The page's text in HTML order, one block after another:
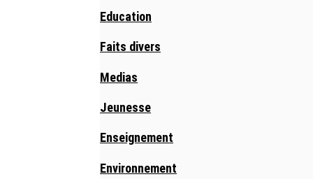
Education
Faits divers
Medias
Jeunesse
Enseignement
Environnement